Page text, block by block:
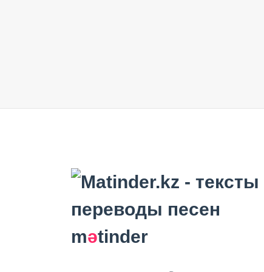
mәtinder